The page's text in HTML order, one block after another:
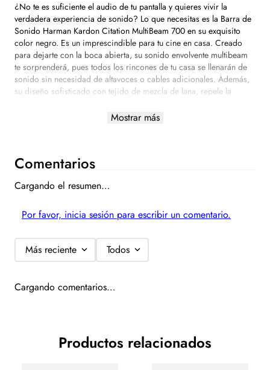
¿No te es suficiente el audio de tu pantalla y quieres vivir la
verdadera experiencia de sonido? Lo que necesitas es la Barra de
Sonido Harman Kardon Citation MultiBeam 700 en su exquisito
color negro. Es un imprescindible para tu cine en casa. Creado
para dejarte con la boca abierta, su sonido envolvente multibeam
te sorprenderá, pues todos los rincones de tu casa se llenarán de
sonido sin necesidad de altavoces o cables adicionales. Además,
su diseño sofisticado con tejido de mezcla de lana, repele la
de difusión de música gracias a su Chromecast integrado. Disfruta
Mostrar más
Comentarios
Cargando el resumen…
Por favor, inicia sesión para escribir un comentario.
Más reciente Todos
Cargando comentarios…
Productos relacionados